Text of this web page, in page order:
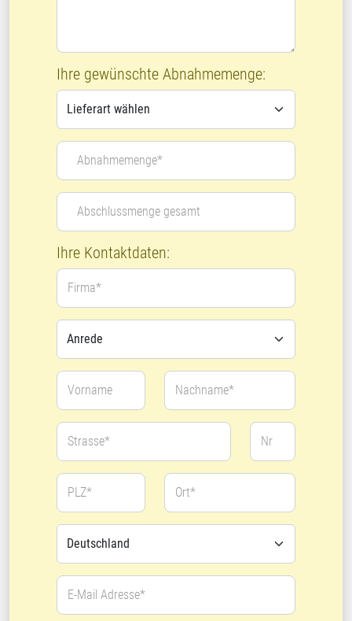
Ihre gewünschte Abnahmemenge:
Abnahmemenge*
Abschlussmenge gesamt
Ihre Kontaktdaten:
Firma*
Vorname Nachname*
Strasse* Nr
PLZ* Ort*
E-Mail Adresse*